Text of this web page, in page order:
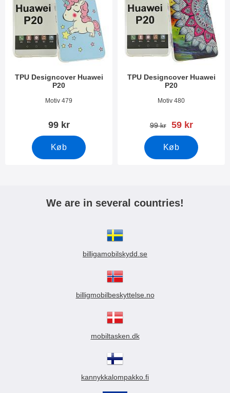
TPU Designcover Huawei
P20
Varenr 26560Motiv 479
99 kr
Køb
TPU Designcover Huawei
P20
Varenr 26451Motiv 480
pris
99 kr pris
59 kr
Køb
We are in several countries!
billigamobilskydd.se
billigmobilbeskyttelse.no
mobiltasken.dk
kannykkalompakko.fi